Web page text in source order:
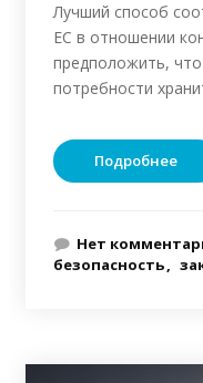
Лучший способ
ЕС в отношении
предположить,
потребности
Подробнее
Нет
безопасность